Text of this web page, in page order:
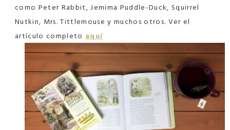
como Peter Rabbit, Jemima Puddle-Duck, Squirrel
Nutkin, Mrs. Tittlemouse y muchos otros. Ver el
artículo completo aquí